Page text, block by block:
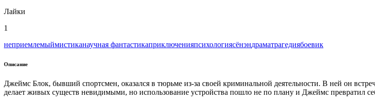
Лайки
1
неприемлемыймистиканаучная фантастикаприключенияпсихологиясёнэндраматрагедиябоевик
Описание
Джеймс Блок, бывший спортсмен, оказался в тюрьме из-за своей криминальной деятельности. В ней он
делает живых существ невидимыми, но использование устройства пошло не по плану и Джеймс превратил